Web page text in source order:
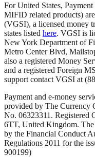
For United States,
MIFID related products)
(VGSI), a licensed money
states listed here. VGSI is
New York Department of
Metro Center Blvd,
also a registered Money
and a registered Foreign
support contact VGSI at
Payment and e-money
provided by The Currency
No. 06323311. Registered
6TT, United Kingdom.
by the Financial Conduct
Regulations 2011 for the
900199)